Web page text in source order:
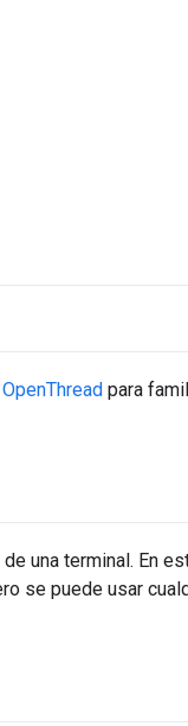
para
una terminal. En
se puede usar